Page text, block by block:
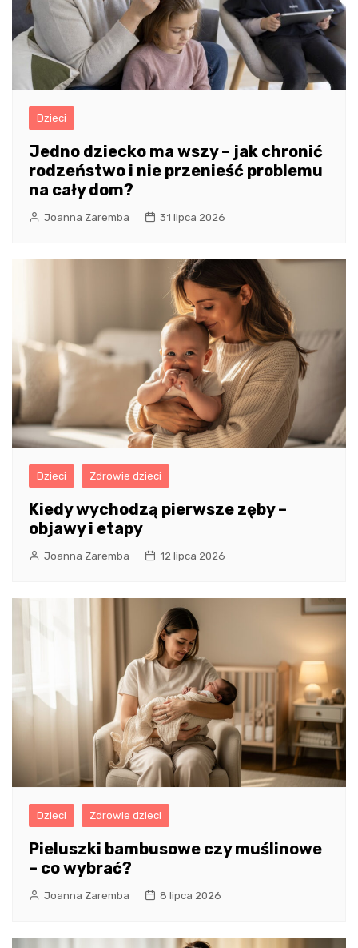
Dzieci
Jedno dziecko ma wszy – jak chronić
rodzeństwo i nie przenieść problemu
na cały dom?
Joanna Zaremba 31 lipca 2026
Dzieci Zdrowie dzieci
Kiedy wychodzą pierwsze zęby –
objawy i etapy
Joanna Zaremba 12 lipca 2026
Dzieci Zdrowie dzieci
Pieluszki bambusowe czy muślinowe
– co wybrać?
Joanna Zaremba 8 lipca 2026